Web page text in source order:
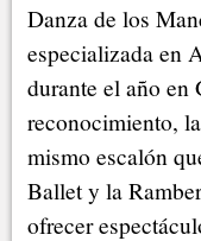
Danza de los
especializada en
durante el año en
reconocimiento,
mismo escalón
Ballet y la
ofrecer